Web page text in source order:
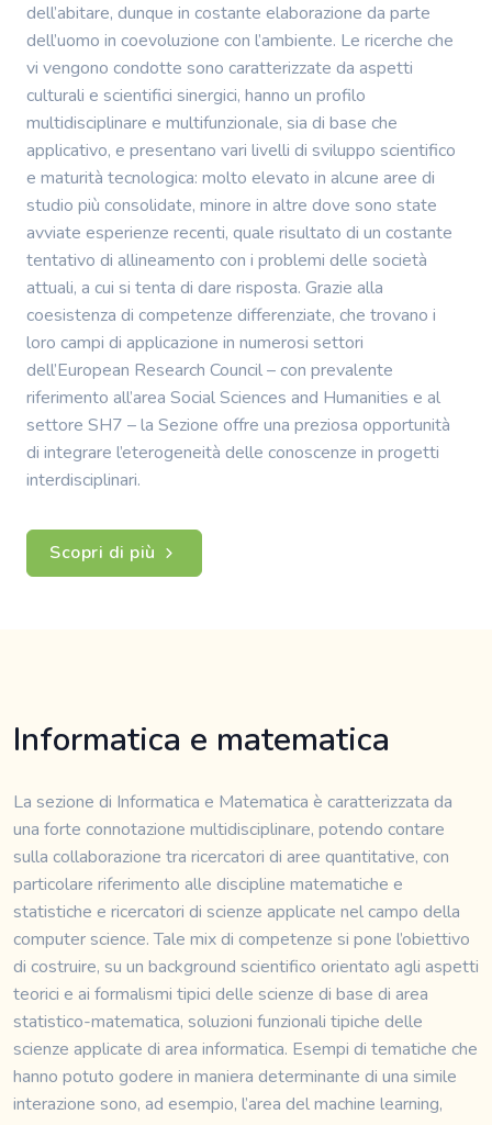
dell’abitare, dunque in costante elaborazione da parte
dell’uomo in coevoluzione con l’ambiente. Le ricerche che
vi vengono condotte sono caratterizzate da aspetti
culturali e scientifici sinergici, hanno un profilo
multidisciplinare e multifunzionale, sia di base che
applicativo, e presentano vari livelli di sviluppo scientifico
e maturità tecnologica: molto elevato in alcune aree di
studio più consolidate, minore in altre dove sono state
avviate esperienze recenti, quale risultato di un costante
tentativo di allineamento con i problemi delle società
attuali, a cui si tenta di dare risposta. Grazie alla
coesistenza di competenze differenziate, che trovano i
loro campi di applicazione in numerosi settori
dell’European Research Council – con prevalente
riferimento all’area Social Sciences and Humanities e al
settore SH7 – la Sezione offre una preziosa opportunità
di integrare l’eterogeneità delle conoscenze in progetti
interdisciplinari.
Scopri di più
Informatica e matematica
La sezione di Informatica e Matematica è caratterizzata da
una forte connotazione multidisciplinare, potendo contare
sulla collaborazione tra ricercatori di aree quantitative, con
particolare riferimento alle discipline matematiche e
statistiche e ricercatori di scienze applicate nel campo della
computer science. Tale mix di competenze si pone l’obiettivo
di costruire, su un background scientifico orientato agli aspetti
teorici e ai formalismi tipici delle scienze di base di area
statistico-matematica, soluzioni funzionali tipiche delle
scienze applicate di area informatica. Esempi di tematiche che
hanno potuto godere in maniera determinante di una simile
interazione sono, ad esempio, l’area del machine learning,